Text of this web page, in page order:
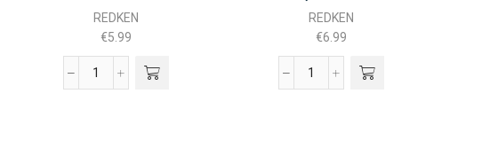
60ML
REDKEN
€5.99
1NA
REDKEN
€6.99
3B